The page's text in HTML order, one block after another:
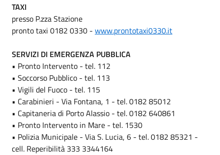
TAXI
presso P.zza Stazione
pronto taxi 0182 0330 - www.prontotaxi0330.it
SERVIZI DI EMERGENZA PUBBLICA
• Pronto Intervento - tel. 112
• Soccorso Pubblico - tel. 113
• Vigili del Fuoco - tel. 115
• Carabinieri - Via Fontana, 1 - tel. 0182 85012
• Capitaneria di Porto Alassio - tel. 0182 640861
• Pronto Intervento in Mare - tel. 1530
• Polizia Municipale - Via S. Lucia, 6 - tel. 0182 85321 -
cell. Reperibilità 333 3344164